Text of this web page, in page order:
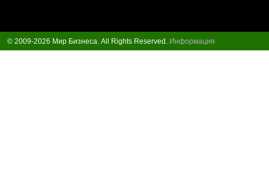
© 2009-2026 Мир Бизнеса. All Rights Reserved. Информация